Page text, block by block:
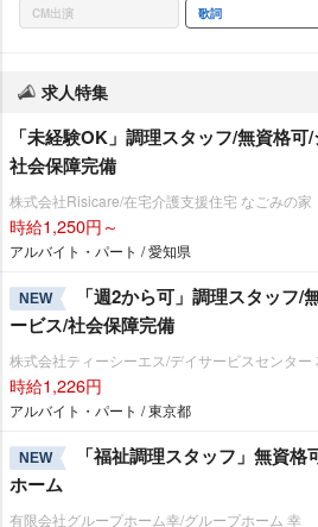
CM出演 歌詞
求人特集
「未経験OK」調理スタッフ/無資格
社会保障完備
株式会社Risicare/在宅介護支援住宅 なごみの家
時給1,250円～
アルバイト・パート / 愛知県
NEW
「週2から可」調理スタッフ/
ービス/社会保障完備
株式会社ティーシーエス/デイサービスセンター
時給1,226円
アルバイト・パート / 東京都
NEW
「福祉調理スタッフ」無資
ホーム
有限会社グループホーム幸/グループホーム 幸